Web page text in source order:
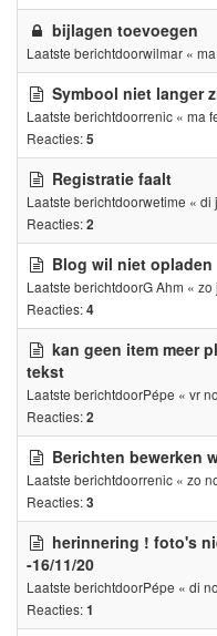
bijlagen toevoegen
Laatste berichtdoorwilmar «
Symbool niet langer
Laatste berichtdoorrenic « ma
Reacties:5
Registratie faalt
Laatste berichtdoorwetime « di
Reacties:2
Blog wil niet opladen
Laatste berichtdoorG Ahm « zo
Reacties:4
kan geen item meer
tekst
Laatste berichtdoorPépe « vr
Reacties:2
Berichten bewerken
Laatste berichtdoorrenic « zo
Reacties:3
herinnering ! foto's
-16/11/20
Laatste berichtdoorPépe « di
Reacties:1